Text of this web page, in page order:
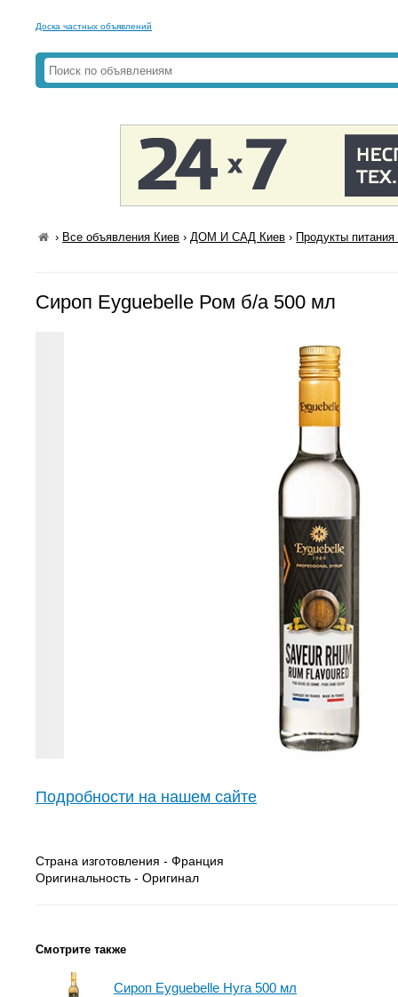
Доска частных объявлений
› Все объявления Киев ›ДОМ И САД Киев › Продукты
Сироп Eyguebelle Ром б/а 500 мл
Подробности на нашем сайте
Страна изготовления - Франция
Оригинальность - Оригинал
Смотрите также
Сироп Eyguebelle Нуга 500 мл